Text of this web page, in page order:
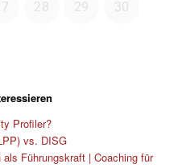
Profiler?
vs. DISG
Führungskraft | Coaching für